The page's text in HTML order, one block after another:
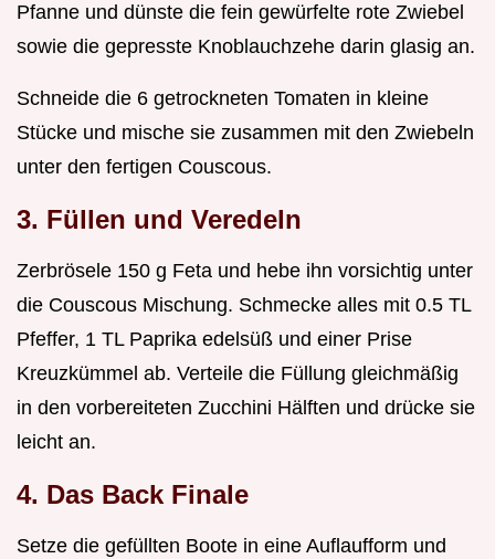
Pfanne und dünste die fein gewürfelte rote Zwiebel
sowie die gepresste Knoblauchzehe darin glasig an.
Schneide die 6 getrockneten Tomaten in kleine
Stücke und mische sie zusammen mit den Zwiebeln
unter den fertigen Couscous.
3. Füllen und Veredeln
Zerbrösele 150 g Feta und hebe ihn vorsichtig unter
die Couscous Mischung. Schmecke alles mit 0.5 TL
Pfeffer, 1 TL Paprika edelsüß und einer Prise
Kreuzkümmel ab. Verteile die Füllung gleichmäßig
in den vorbereiteten Zucchini Hälften und drücke sie
leicht an.
4. Das Back Finale
Setze die gefüllten Boote in eine Auflaufform und